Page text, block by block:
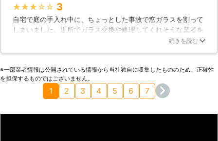
★★★★★ 3
自宅で庭の手入れ中に、ちょっとした事故で窓ガラスを割って
しまいました。近所でガラス交換や修理してくれそうな業者を
検索したら城東区内でヒットしてすぐ電話しました。近かった
ようですぐに治してもらい助かりました。近所なのでまた利用
しようと思います。
2016年12月27日
続きを読む
※⼀部業者情報は公開されている情報から当社独⾃に収集したもののため、正確性
を担保するものではございません。
1 2 3 4 5 6 7